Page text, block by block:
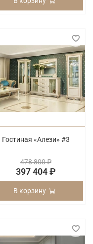
Гостиная «Алези» #3
478 800 ₽
397 404 ₽
В корзину